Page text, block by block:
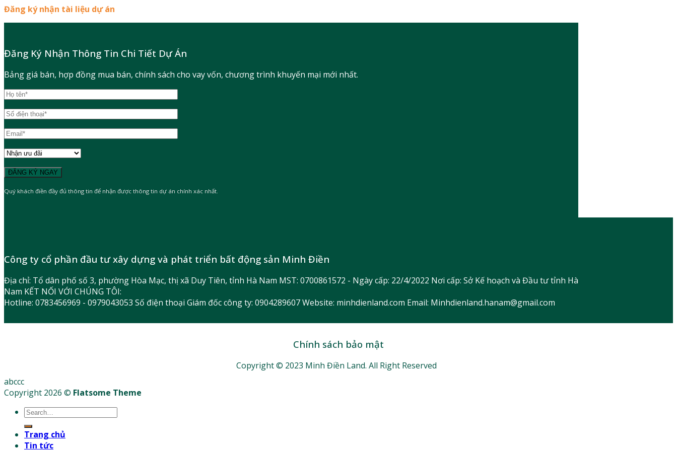
Đăng ký nhận tài liệu dự án
Đăng Ký Nhận Thông Tin Chi Tiết Dự Án
Bảng giá bán, hợp đồng mua bán, chính sách cho vay vốn, chương trình khuyến mại mới nhất.
Quý khách điền đầy đủ thông tin để nhận được thông tin dự án chính xác nhất.
Công ty cổ phần đầu tư xây dựng và phát triển bất động sản Minh Điền
Địa chỉ: Tổ dân phố số 3, phường Hòa Mạc, thị xã Duy Tiên, tỉnh Hà Nam MST: 0700861572 - Ngày cấp: 22/4/2022 Nơi cấp: Sở Kế hoạch và Đầu tư tỉnh Hà
Nam KẾT NỐI VỚI CHÚNG TÔI:
Hotline: 0783456969 - 0979043053 Số điện thoại Giám đốc công ty: 0904289607 Website: minhdienland.com Email: Minhdienland.hanam@gmail.com
Chính sách bảo mật
Copyright © 2023 Minh Điền Land. All Right Reserved
abccc
Copyright 2026 © Flatsome Theme
Trang chủ
Tin tức